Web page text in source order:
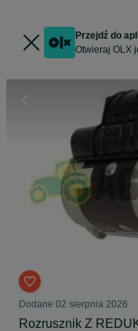
Przejdź do
Otwieraj OLX
Dodane 02 sierpnia 2026
Rozrusznik Z